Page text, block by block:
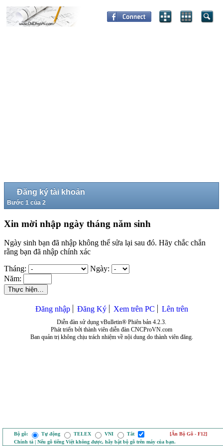
Đăng ký tài khoản
Bước 1 của 2
Xin mời nhập ngày tháng năm sinh
Ngày sinh bạn đã nhập không thể sửa lại sau đó. Hãy chắc chắn
rằng bạn đã nhập chính xác
Tháng:
Ngày:
Năm:
Thực hiện…
Đăng nhập Đăng Ký Xem trên PC Lên trên
Diễn đàn sử dụng vBulletin® Phiên bản 4.2.3.
Phát triển bởi thành viên diễn đàn CNCProVN.com
Ban quản trị không chịu trách nhiệm về nội dung do thành viên đăng.
Bộ gõ: Tự động TELEX VNI Tắt
[Ẩn Bộ Gõ - F12]
Chính tả | Nếu gõ tiếng Việt không được, hãy bật bộ gõ trên máy của bạn.